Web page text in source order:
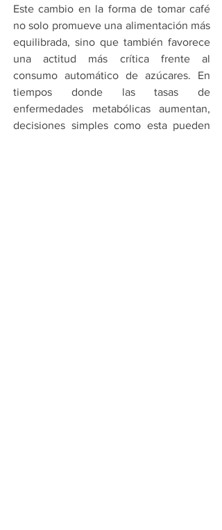
Este cambio en la forma de tomar café
no solo promueve una alimentación más
equilibrada, sino que también favorece
una actitud más crítica frente al
consumo automático de azúcares. En
tiempos donde las tasas de
enfermedades metabólicas aumentan,
decisiones simples como esta pueden